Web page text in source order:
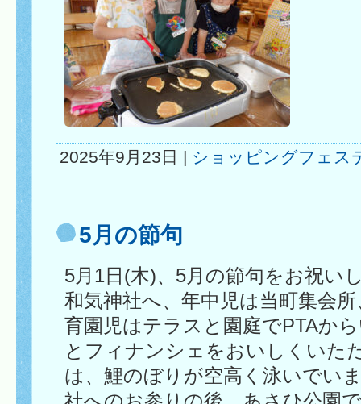
2025年9月23日 | ショッピングフェス
5月の節句
5月1日(木)、5月の節句をお祝い
和気神社へ、年中児は当町集会
育園児はテラスと園庭でPTAか
とフィナンシェをおいしくいた
は、鯉のぼりが空高く泳いでい